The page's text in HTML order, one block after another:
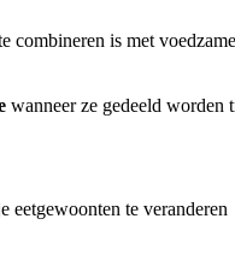
combineren is met
wanneer ze gedeeld worden
eetgewoonten te veranderen